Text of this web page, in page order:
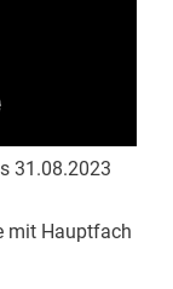
31.08.2023
mit Hauptfach